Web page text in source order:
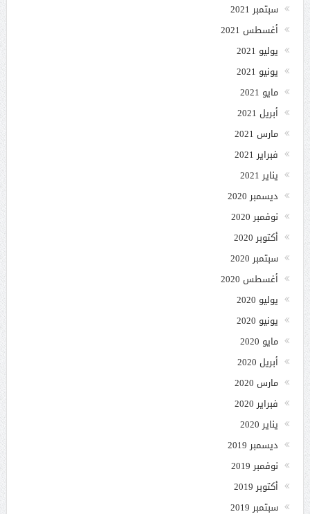
سبتمبر 2021
أغسطس 2021
يوليو 2021
يونيو 2021
مايو 2021
أبريل 2021
مارس 2021
فبراير 2021
يناير 2021
ديسمبر 2020
نوفمبر 2020
أكتوبر 2020
سبتمبر 2020
أغسطس 2020
يوليو 2020
يونيو 2020
مايو 2020
أبريل 2020
مارس 2020
فبراير 2020
يناير 2020
ديسمبر 2019
نوفمبر 2019
أكتوبر 2019
سبتمبر 2019